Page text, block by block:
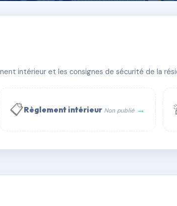
intérieur et les consignes de sécurité de la
📋Règlement intérieur Non publié →
🇫🇷